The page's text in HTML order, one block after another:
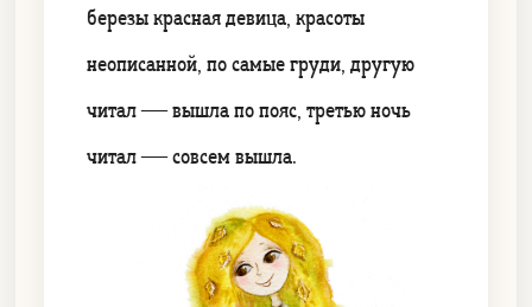
березы красная девица, красоты
неописанной, по самые груди, другую
читал — вышла по пояс, третью ночь
читал — совсем вышла.